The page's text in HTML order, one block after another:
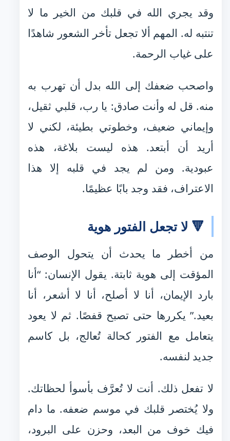
وقد يجري الله في قلبك من الخير ما لا
تنتبه له. المهم ألا تجعل تأخر الشعور شاهدًا
على غياب الرحمة.
واصحب ضعفك إلى الله بدل أن تهرب به
منه. قل له وأنت صادق: يا رب، قلبي ثقيل،
وإيماني ضعيف، وخطوتي بطيئة، لكني لا
أريد أن أبتعد. هذه ليست بلاغة، هذه
عبودية. ومن لم يجد في قلبه إلا هذا
الاعتراف، فقد وجد بابًا عظيمًا.
🔻 لا تجعل الفتور هوية
من أخطر ما يحدث أن يتحول الوصف
المؤقت إلى هوية ثابتة. يقول الإنسان: “أنا
بارد الإيمان، أنا لا أصلح، أنا لا أشعر، أنا
بعيد.” يكررها حتى تصبح قفصًا. ثم لا يعود
يتعامل مع الفتور كحالة تُعالج، بل كاسم
جديد لنفسه.
لا تفعل ذلك. أنت لا تُعرَّف بأسوأ لحظاتك.
ولا يُختصر قلبك في موسم ضعفه. ما دام
فيك خوف من البعد، وحزن على البرود،